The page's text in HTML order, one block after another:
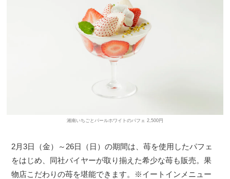
湘南いちごとパールホワイトのパフェ 2,500円
2月3日（金）～26日（日）の期間は、苺を使用したパフェ
をはじめ、同社バイヤーが取り揃えた希少な苺も販売。果
物店こだわりの苺を堪能できます。※イートインメニュー